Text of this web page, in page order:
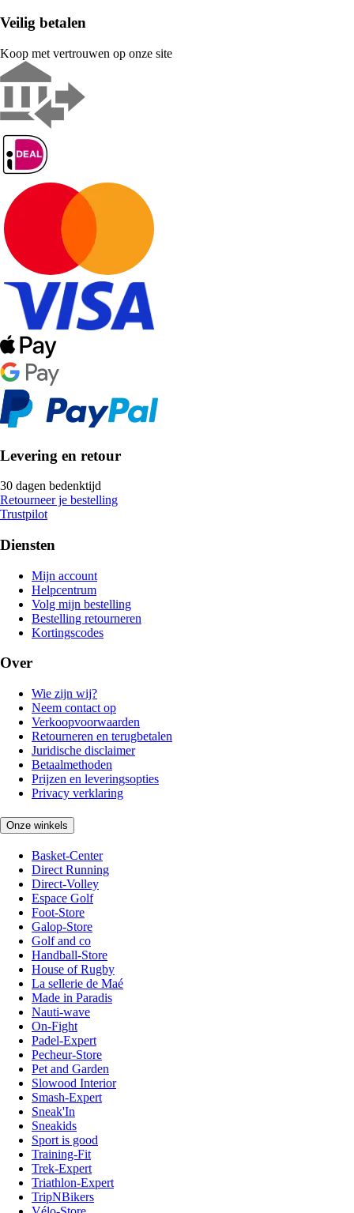
Veilig betalen
Koop met vertrouwen op onze site
Levering en retour
30 dagen bedenktijd
Retourneer je bestelling
Trustpilot
Diensten
Mijn account
Helpcentrum
Volg mijn bestelling
Bestelling retourneren
Kortingscodes
Over
Wie zijn wij?
Neem contact op
Verkoopvoorwaarden
Retourneren en terugbetalen
Juridische disclaimer
Betaalmethoden
Prijzen en leveringsopties
Privacy verklaring
Onze winkels
Basket-Center
Direct Running
Direct-Volley
Espace Golf
Foot-Store
Galop-Store
Golf and co
Handball-Store
House of Rugby
La sellerie de Maé
Made in Paradis
Nauti-wave
On-Fight
Padel-Expert
Pecheur-Store
Pet and Garden
Slowood Interior
Smash-Expert
Sneak'In
Sneakids
Sport is good
Training-Fit
Trek-Expert
Triathlon-Expert
TripNBikers